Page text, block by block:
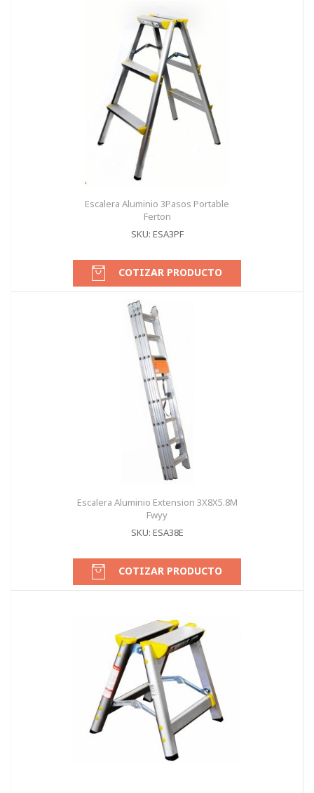
Escalera Aluminio 3Pasos Portable
Ferton
SKU: ESA3PF
COTIZAR PRODUCTO
Escalera Aluminio Extension 3X8X5.8M
Fwyy
SKU: ESA38E
COTIZAR PRODUCTO